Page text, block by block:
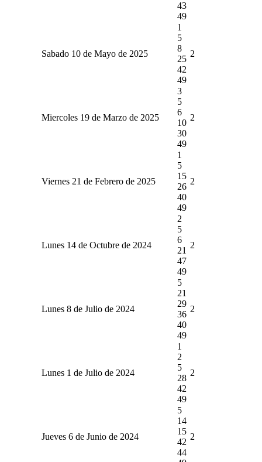
43
49
Sabado 10 de Mayo de 2025
1
5
8
25
42
49
2
Miercoles 19 de Marzo de 2025
3
5
6
10
30
49
2
Viernes 21 de Febrero de 2025
1
5
15
26
40
49
2
Lunes 14 de Octubre de 2024
2
5
6
21
47
49
2
Lunes 8 de Julio de 2024
5
21
29
36
40
49
2
Lunes 1 de Julio de 2024
1
2
5
28
42
49
2
Jueves 6 de Junio de 2024
5
14
15
42
44
2